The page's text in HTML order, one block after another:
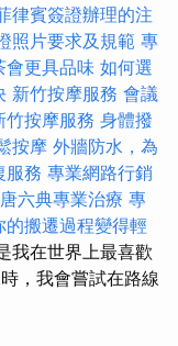
律賓簽證辦理的注
照片要求及規範 專
會更具品味 如何選
新竹按摩服務 會議
竹按摩服務 身體撥
按摩 外牆防水，為
服務 專業網路行銷
唐六典專業治療 專
的搬遷過程變得輕
我在世界上最喜歡
，我會嘗試在路線